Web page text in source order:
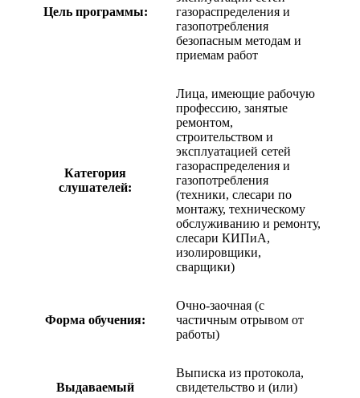
Цель программы:
газораспределения и
газопотребления
безопасным методам и
приемам работ
Категория
слушателей:
Лица, имеющие рабочую
профессию, занятые
ремонтом,
строительством и
эксплуатацией сетей
газораспределения и
газопотребления
(техники, слесари по
монтажу, техническому
обслуживанию и ремонту,
слесари КИПиА,
изолировщики,
сварщики)
Форма обучения:
Очно-заочная (с
частичным отрывом от
работы)
Выдаваемый
Выписка из протокола,
свидетельство и (или)